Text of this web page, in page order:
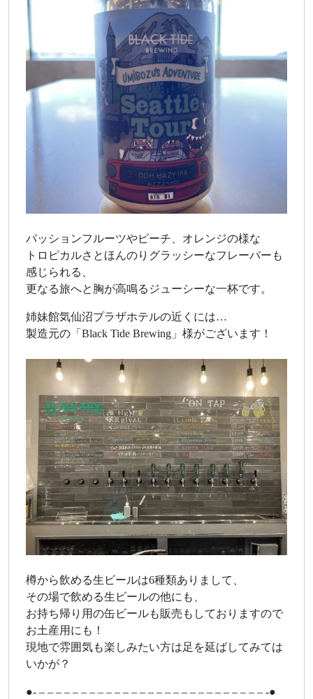
パッションフルーツやピーチ、オレンジの様な
トロピカルさとほんのりグラッシーなフレーバーも
感じられる、
更なる旅へと胸が高鳴るジューシーな一杯です。
姉妹館気仙沼プラザホテルの近くには…
製造元の「Black Tide Brewing」様がございます！
樽から飲める生ビールは6種類ありまして、
その場で飲める生ビールの他にも、
お持ち帰り用の缶ビールも販売もしておりますので
お土産用にも！
現地で雰囲気も楽しみたい方は足を延ばしてみては
いかが？
●- – – – – – – – – – – – – – – – – – – – – – – – – – – – -●